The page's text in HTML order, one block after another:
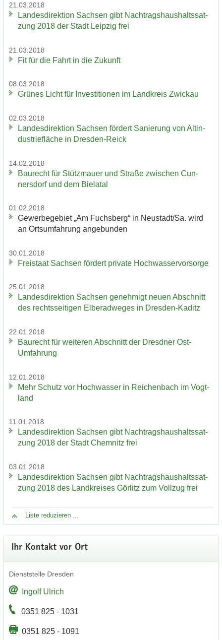
21.03.2018
Lan­des­di­rek­ti­on Sach­sen gibt Nach­trags­haus­halts­sat­
zung 2018 der Stadt Leip­zig frei
21.03.2018
Fit für die Fahrt in die Zu­kunft
08.03.2018
Grü­nes Licht für In­ves­ti­tio­nen im Land­kreis Zwi­ckau
02.03.2018
Lan­des­di­rek­ti­on Sach­sen för­dert Sa­nie­rung von Alt­in­
dus­trie­flä­che in Dresden-​Reick
14.02.2018
Bau­recht für Stütz­mau­er und Stra­ße zwi­schen Cun­
ners­dorf und dem Bie­la­tal
01.02.2018
Ge­wer­be­ge­biet „Am Fuchs­berg“ in Neu­stadt/Sa. wird
an Orts­um­fah­rung an­ge­bun­den
30.01.2018
Frei­staat Sach­sen för­dert pri­va­te Hoch­was­ser­vor­sor­ge
25.01.2018
Lan­des­di­rek­ti­on Sach­sen ge­neh­migt neuen Ab­schnitt
des rechts­sei­ti­gen El­be­rad­we­ges in Dresden-​Kaditz
22.01.2018
Bau­recht für wei­te­ren Ab­schnitt der Dresd­ner Ost-​
Umfahrung
12.01.2018
Mehr Schutz vor Hoch­was­ser in Rei­chen­bach im Vogt­
land
11.01.2018
Lan­des­di­rek­ti­on Sach­sen gibt Nach­trags­haus­halts­sat­
zung 2018 der Stadt Chem­nitz frei
03.01.2018
Lan­des­di­rek­ti­on Sach­sen gibt Nach­trags­haus­halts­sat­
zung 2018 des Land­krei­ses Gör­litz zum Voll­zug frei
Liste re­du­zie­ren ...
Ihr Kon­takt vor Ort
Dienst­stel­le Dres­den
In­golf Ul­rich
0351 825 - 1031
0351 825 - 1091